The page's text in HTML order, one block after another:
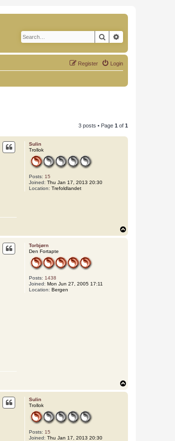
Search
Login
Register
3 posts • Page 1 of 1
Sulin
Trollok
Posts: 15
Joined: Thu Jan 17, 2013 20:30
Location: Trefoldlandet
o
Torbjørn
Den Fortapte
Posts: 1438
Joined: Mon Jun 27, 2005 17:11
Location: Bergen
Sulin
Trollok
Posts: 15
Joined: Thu Jan 17, 2013 20:30